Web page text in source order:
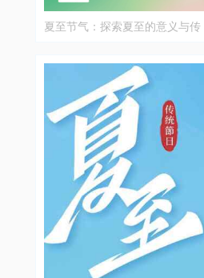
夏至节气：探索夏至的意义与传